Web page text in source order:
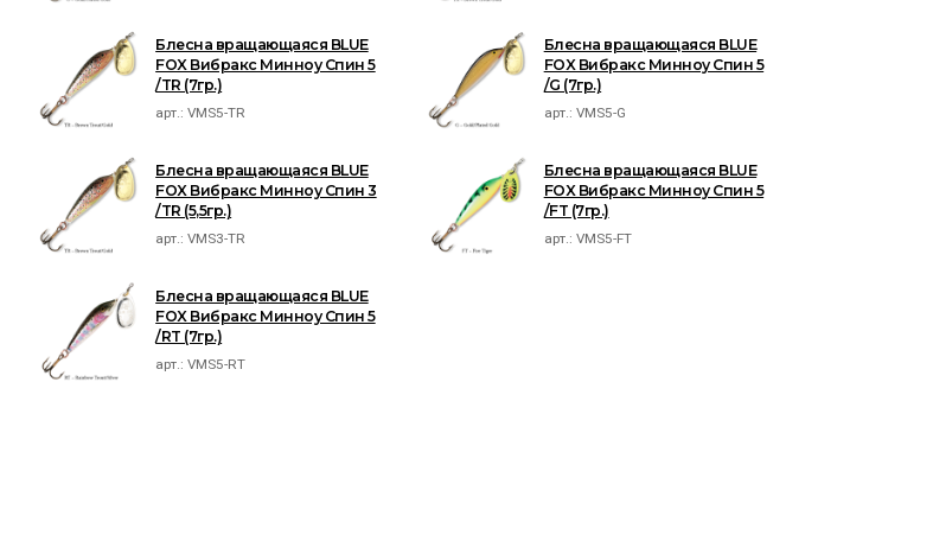
Блесна вращающаяся BLUE
FOX Вибракс Минноу Спин 5
/TR (7гр.)
арт.:VMS5-TR
Блесна вращающаяся BLUE
FOX Вибракс Минноу Спин 5
/G (7гр.)
арт.: VMS5-G
Блесна вращающаяся BLUE
FOX Вибракс Минноу Спин 3
/TR (5,5гр.)
арт.:VMS3-TR
Блесна вращающаяся BLUE
FOX Вибракс Минноу Спин 5
/FT (7гр.)
арт.: VMS5-FT
Блесна вращающаяся BLUE
FOX Вибракс Минноу Спин 5
/RT (7гр.)
арт.:VMS5-RT